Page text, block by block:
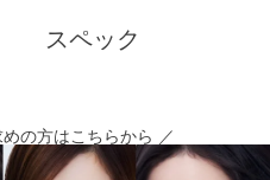
です。
ズの回転を抑え定位置で安定
スペック
の方はこちらから ／